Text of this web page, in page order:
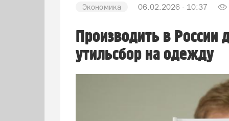
Экономика 06.02.2026 - 10:37
Производить в России
утильсбор на одежду